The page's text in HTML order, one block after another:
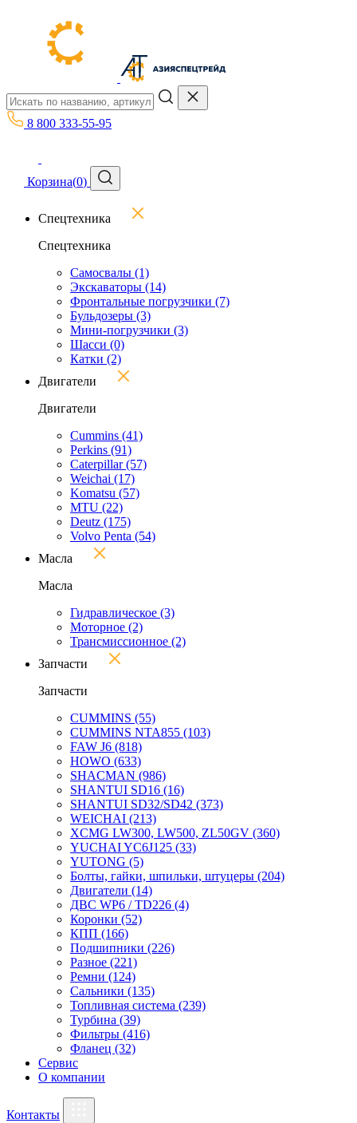
8 800 333-55-95
Корзина(0)
Спецтехника
Спецтехника
Самосвалы (1)
Экскаваторы (14)
Фронтальные погрузчики (7)
Бульдозеры (3)
Мини-погрузчики (3)
Шасси (0)
Катки (2)
Двигатели
Двигатели
Cummins (41)
Perkins (91)
Caterpillar(57)
Weichai (17)
Komatsu (57)
MTU (22)
Deutz (175)
Volvo Penta (54)
Масла
Масла
Гидравлическое (3)
Моторное (2)
Трансмиссионное (2)
Запчасти
Запчасти
CUMMINS (55)
CUMMINS NTA855 (103)
FAW J6 (818)
HOWO (633)
SHACMAN (986)
SHANTUI SD16 (16)
SHANTUI SD32/SD42 (373)
WEICHAI (213)
XCMG LW300, LW500, ZL50GV (360)
YUCHAI YC6J125 (33)
YUTONG (5)
Болты, гайки, шпильки, штуцеры (204)
Двигатели (14)
ДВС WP6 / TD226 (4)
Коронки (52)
КПП (166)
Подшипники (226)
Разное (221)
Ремни (124)
Сальники (135)
Топливная система (239)
Турбина (39)
Фильтры (416)
Фланец (32)
Сервис
О компании
Контакты